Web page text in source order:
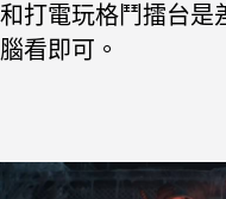
和打電玩格鬥擂台是
腦看即可。